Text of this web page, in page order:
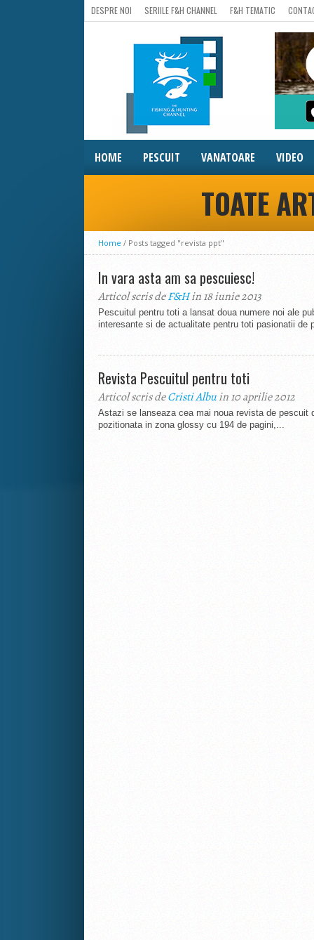
DESPRE NOI SERIILE F&H CHANNEL F&H TEMATIC
HOME PESCUIT VANATOARE VIDEO
TOATE
Home / Posts tagged "revista ppt"
In vara asta am sa pescuiesc!
Articol scris deF&Hin 18 iunie 2013
Pescuitul pentru toti a lansat doua numere noi ale
interesante si de actualitate pentru toti pasionatii de
Revista Pescuitul pentru toti
Articol scris deCristi Albuin 10 aprilie 2012
Astazi se lanseaza cea mai noua revista de
pozitionata in zona glossy cu 194 de pagini,...